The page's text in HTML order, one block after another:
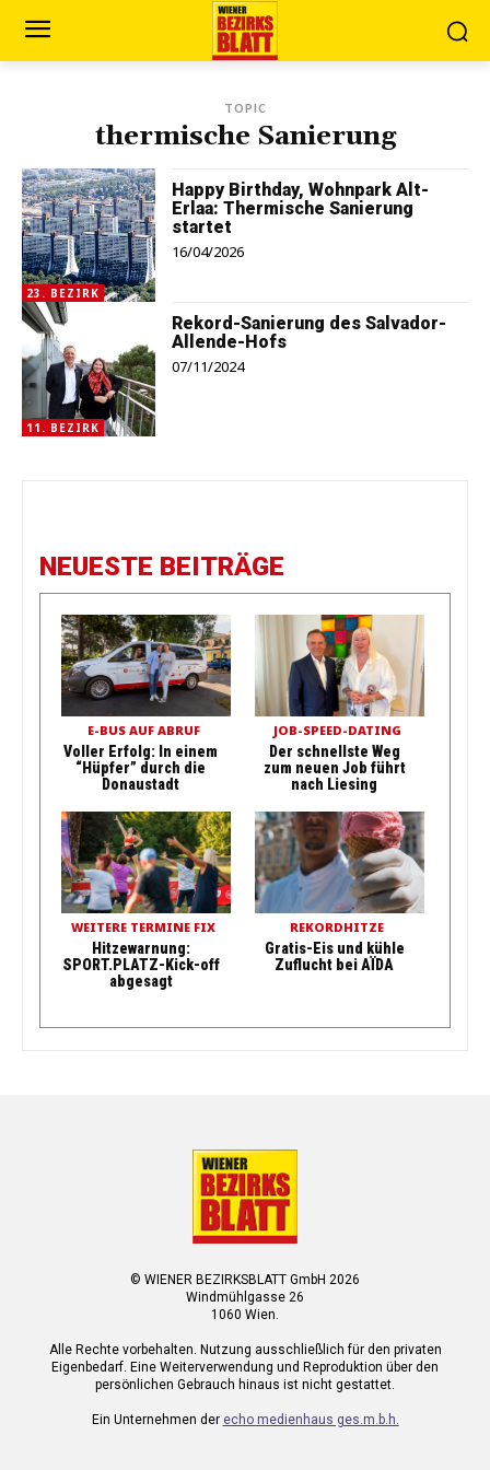
TOPIC
thermische Sanierung
23. BEZIRK
Happy Birthday, Wohnpark Alt-
Erlaa: Thermische Sanierung
startet
16/04/2026
11. BEZIRK
Rekord-Sanierung des Salvador-
Allende-Hofs
07/11/2024
NEUESTE BEITRÄGE
E-BUS AUF ABRUF
Voller Erfolg: In einem
“Hüpfer” durch die
Donaustadt
JOB-SPEED-DATING
Der schnellste Weg
zum neuen Job führt
nach Liesing
WEITERE TERMINE FIX
Hitzewarnung:
SPORT.PLATZ-Kick-off
abgesagt
REKORDHITZE
Gratis-Eis und kühle
Zuflucht bei AÏDA
© WIENER BEZIRKSBLATT GmbH 2026
Windmühlgasse 26
1060 Wien.
Alle Rechte vorbehalten. Nutzung ausschließlich für den privaten
Eigenbedarf. Eine Weiterverwendung und Reproduktion über den
persönlichen Gebrauch hinaus ist nicht gestattet.
Ein Unternehmen der echo medienhaus ges.m.b.h.